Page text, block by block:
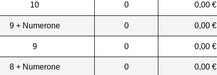
10 0 0,00 €
9 + Numerone 0 0,00 €
9 0 0,00 €
8 + Numerone 0 0,00 €